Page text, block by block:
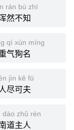
rán bù zhī
然不知
qì xùn míng
气狥名
jìn kě fū
人尽可夫
dào zhǔ rén
道主人